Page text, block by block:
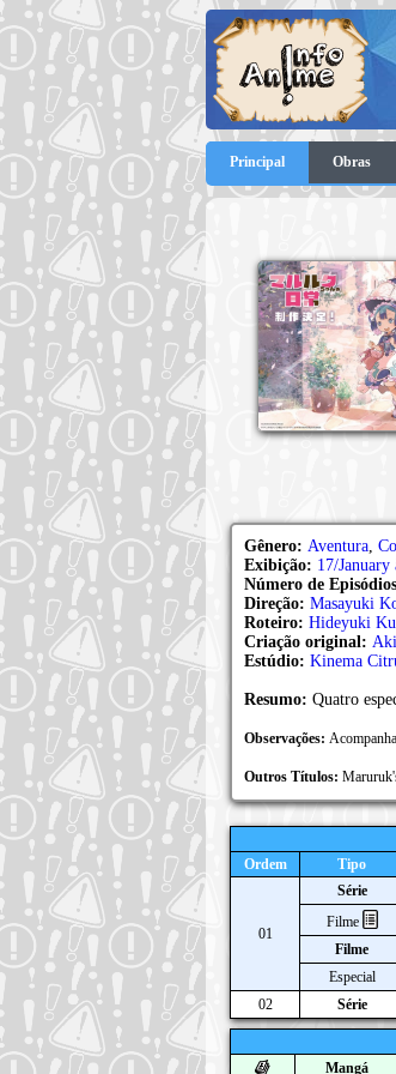
Principal Obras
Gênero: Aventura,
Exibição: 17/
Número de
Direção: Masayuki
Roteiro: Hideyuki
Criação original:
Estúdio: Kinema
Resumo: Quatro
Observações:
Outros Títulos:
Ordem
Tipo
01
Série
Filme
Filme
Especial
02
Série
Mangá